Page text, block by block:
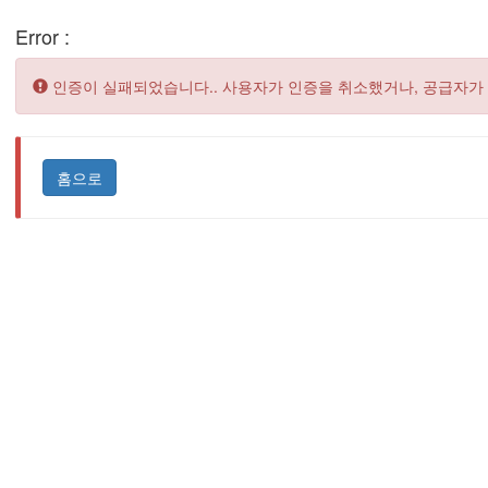
Error :
Error:
인증이 실패되었습니다.. 사용자가 인증을 취소했거나, 공급자
홈으로